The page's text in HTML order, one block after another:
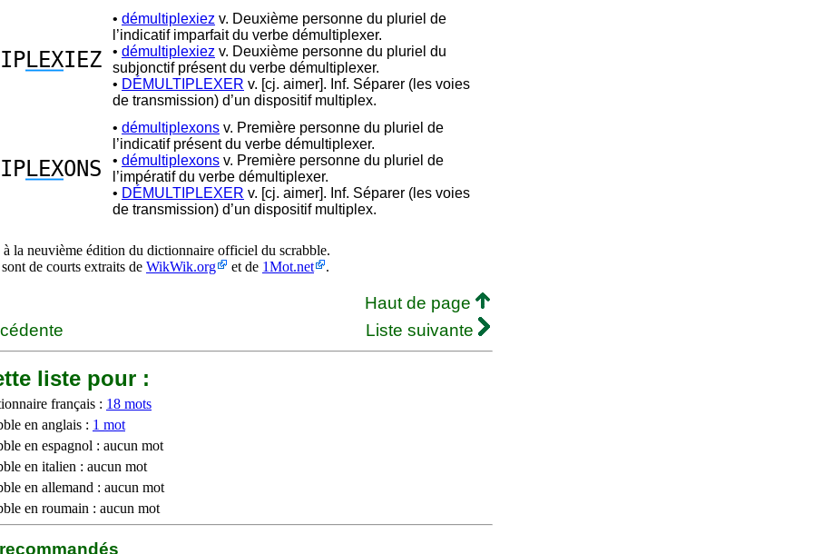
LEXIEZ
• démultiplexiez v. Deuxième personne du pluriel de
l’indicatif imparfait du verbe démultiplexer.
• démultiplexiez v. Deuxième personne du pluriel du
subjonctif présent du verbe démultiplexer.
• DÉMULTIPLEXER v. [cj. aimer]. Inf. Séparer (les voies
de transmission) d’un dispositif multiplex.
LEXONS
• démultiplexons v. Première personne du pluriel de
l’indicatif présent du verbe démultiplexer.
• démultiplexons v. Première personne du pluriel de
l’impératif du verbe démultiplexer.
• DÉMULTIPLEXER v. [cj. aimer]. Inf. Séparer (les voies
de transmission) d’un dispositif multiplex.
la neuvième édition du dictionnaire officiel du scrabble.
de courts extraits de WikWik.org et de 1Mot.net .
Haut de page
Liste suivante
liste pour :
français : 18 mots
en anglais : 1 mot
en espagnol : aucun mot
en italien : aucun mot
en allemand : aucun mot
en roumain : aucun mot